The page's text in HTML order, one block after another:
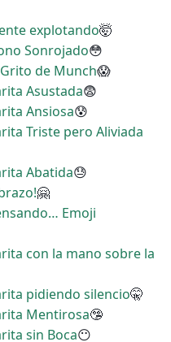
explotando🤯
Sonrojado😳
de Munch😱
Asustada😨
Ansiosa😰
Triste pero Aliviada
Abatida😓
🤗
Emoji
con la mano sobre la
pidiendo silencio🤫
Mentirosa🤥
sin Boca😶